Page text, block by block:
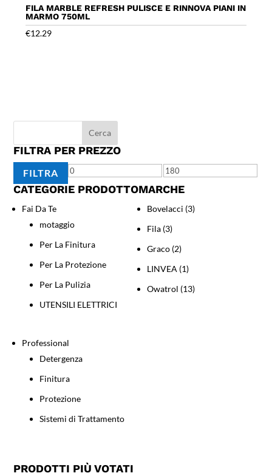
FILA MARBLE REFRESH PULISCE E RINNOVA PIANI IN
MARMO 750ML
€12.29
FILTRA PER PREZZO
Prezzo
Min
Prezzo
Max
FILTRA
CATEGORIE PRODOTTO
Fai Da Te
motaggio
Per La Finitura
Per La Protezione
Per La Pulizia
UTENSILI ELETTRICI
Professional
Detergenza
Finitura
Protezione
Sistemi di Trattamento
MARCHE
Bovelacci (3)
Fila (3)
Graco (2)
LINVEA (1)
Owatrol (13)
PRODOTTI PIÙ VOTATI